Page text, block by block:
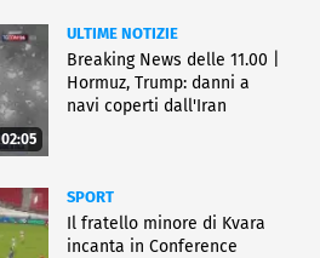
02:05
ULTIME NOTIZIE
Breaking News delle 11.00 |
Hormuz, Trump: danni a
navi coperti dall'Iran
SPORT
Il fratello minore di Kvara
incanta in Conference